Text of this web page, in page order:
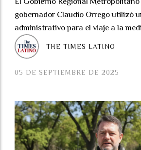
gobernador Claudio Orrego utilizó
administrativo para el viaje a la
05 DE SEPTIEMBRE DE 2025
THE TIMES LATINO